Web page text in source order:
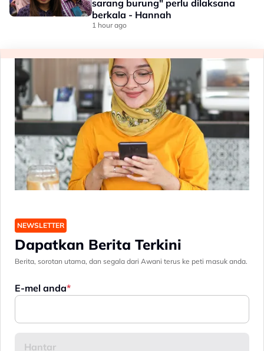
sarang burung" perlu dilaksana
berkala - Hannah
1 hour ago
NEWSLETTER
Dapatkan Berita Terkini
Berita, sorotan utama, dan segala dari Awani terus ke peti masuk anda.
E-mel anda